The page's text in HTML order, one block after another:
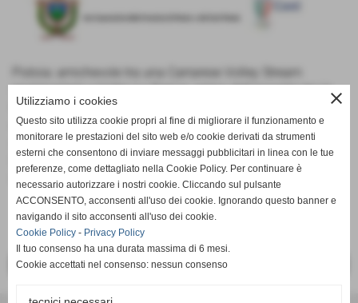
sperimentale e Volley La Fenice, prima dell´incontro tra la
Nazionale italiana pre-juniores e le pari età della Turchia,
entrambe in preparazione a San Marcello Pistoiese.
Amichevole che ha dato molte indicazioni sulla futura
impostazione della squadra in funzione del campionato
under 14 della prossima stagione.....
<< PRECEDENTE
close
Utilizziamo i cookies
Questo sito utilizza cookie propri al fine di migliorare il funzionamento e
monitorare le prestazioni del sito web e/o cookie derivati da strumenti
esterni che consentono di inviare messaggi pubblicitari in linea con le tue
preferenze, come dettagliato nella Cookie Policy. Per continuare è
necessario autorizzare i nostri cookie. Cliccando sul pulsante
ACCONSENTO, acconsenti all'uso dei cookie. Ignorando questo banner e
navigando il sito acconsenti all'uso dei cookie.
Cookie Policy - Privacy Policy
Il tuo consenso ha una durata massima di 6 mesi.
Cookie accettati nel consenso: nessun consenso